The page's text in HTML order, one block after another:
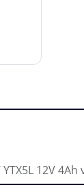
12V